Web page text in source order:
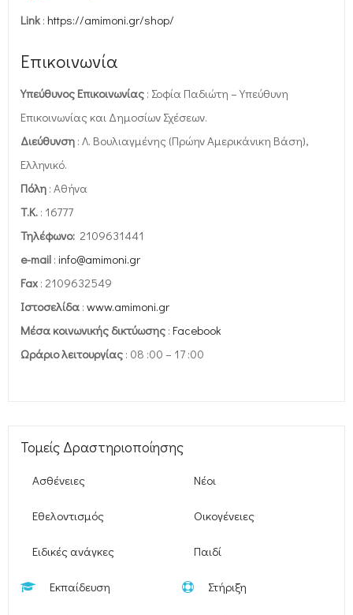
Link : https://amimoni.gr/shop/
Επικοινωνία
Υπεύθυνος Επικοινωνίας : Σοφία Παδιώτη – Υπεύθυνη
Επικοινωνίας και Δημοσίων Σχέσεων.
Διεύθυνση : Λ. Βουλιαγμένης (Πρώην Αμερικάνικη Βάση),
Ελληνικό.
Πόλη : Αθήνα
Τ.Κ. : 16777
Τηλέφωνο: 2109631441
e-mail : info@amimoni.gr
Fax : 2109632549
Ιστοσελίδα : www.amimoni.gr
Μέσα κοινωνικής δικτύωσης : Facebook
Ωράριο λειτουργίας : 08 :00 – 17 :00
Τομείς Δραστηριοποίησης
Ασθένειες
Εθελοντισμός
Ειδικές ανάγκες
Εκπαίδευση
Νέοι
Οικογένειες
Παιδί
Στήριξη